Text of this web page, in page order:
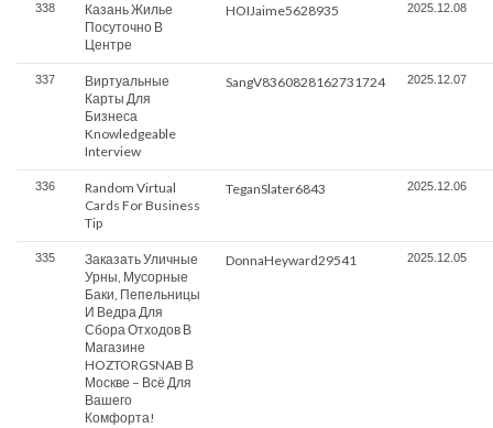
338
Казань Жилье
Посуточно В
Центре
HOIJaime5628935 2025.12.08
337
Виртуальные
Карты Для
Бизнеса
Knowledgeable
Interview
SangV8360828162731724 2025.12.07
336
Random Virtual
Cards For Business
Tip
TeganSlater6843 2025.12.06
335
Заказать Уличные
Урны, Мусорные
Баки, Пепельницы
И Ведра Для
Сбора Отходов В
Магазине
HOZTORGSNAB В
Москве – Всё Для
Вашего
Комфорта!
DonnaHeyward29541 2025.12.05